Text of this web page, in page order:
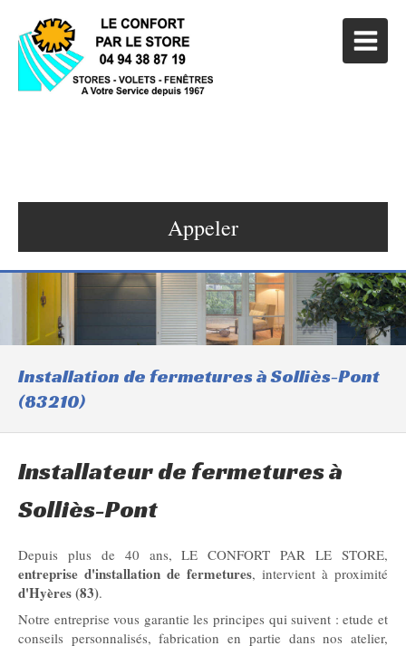
Appeler
Installation de fermetures à Solliès-Pont
(83210)
Installateur de fermetures à
Solliès-Pont
Depuis plus de 40 ans, LE CONFORT PAR LE STORE,
entreprise d'installation de fermetures, intervient à proximité
d'Hyères (83).
Notre entreprise vous garantie les principes qui suivent : etude et
conseils personnalisés, fabrication en partie dans nos atelier,